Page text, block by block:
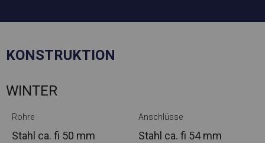
KONSTRUKTION
WINTER
Rohre
Stahl ca. fi 50 mm
Anschlüsse
Stahl ca. fi 54 mm